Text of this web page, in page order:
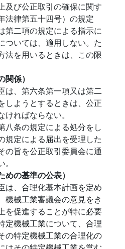
及び公正取引の確保に関す
法律第五十四号）の規定
第二項の規定による指示に
ついては、適用しない。た
法を用いるときは、この限
関係）
は、第六条第一項又は第二
しようとするときは、公正
ればならない。
八条の規定による処分をし
規定による届出を受理した
の旨を公正取引委員会に通
めの基準の公表）
は、合理化基本計画を定め
機械工業審議会の意見をき
を促進することが特に必要
定機械工業について、合理
の特定機械工業の合理化の